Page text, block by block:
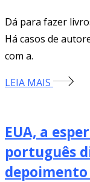
Dá para fazer
Há casos de
com a.
LEIA MAIS
EUA, a
português